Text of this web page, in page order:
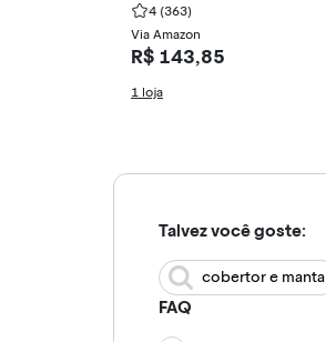
asal Queen Marrom
4 (363)
Via Amazon
R$ 143,85
1 loja
Talvez você goste:
cobertor e manta
FAQ